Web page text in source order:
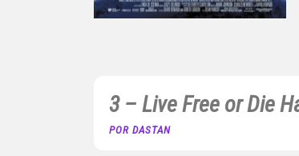
3 – Live Free or Die
POR DASTAN